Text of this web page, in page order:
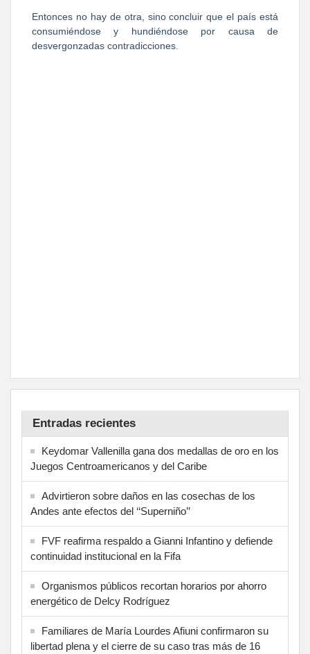
Entonces no hay de otra, sino concluir que el país está
consumiéndose y hundiéndose por causa de
desvergonzadas contradicciones.
Entradas recientes
Keydomar Vallenilla gana dos medallas de oro en los
Juegos Centroamericanos y del Caribe
Advirtieron sobre daños en las cosechas de los
Andes ante efectos del ‘‘Superniño’’
FVF reafirma respaldo a Gianni Infantino y defiende
continuidad institucional en la Fifa
Organismos públicos recortan horarios por ahorro
energético de Delcy Rodríguez
Familiares de María Lourdes Afiuni confirmaron su
libertad plena y el cierre de su caso tras más de 16